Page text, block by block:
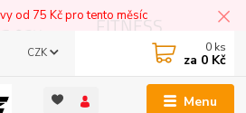
od 75 Kč pro tento měsíc
Menu
CZK 0 ks
za 0 Kč